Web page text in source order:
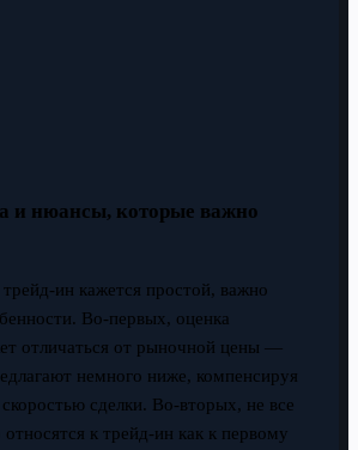
и нюансы, которые важно
ин кажется простой, важно
Во-первых, оценка
отличаться от рыночной цены —
немного ниже, компенсируя
сделки. Во-вторых, не все
относятся к трейд-ин как к первому